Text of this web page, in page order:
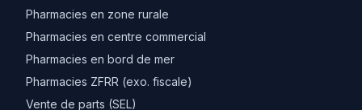
Pharmacies en zone rurale
Pharmacies en centre commercial
Pharmacies en bord de mer
Pharmacies ZFRR (exo. fiscale)
Vente de parts (SEL)